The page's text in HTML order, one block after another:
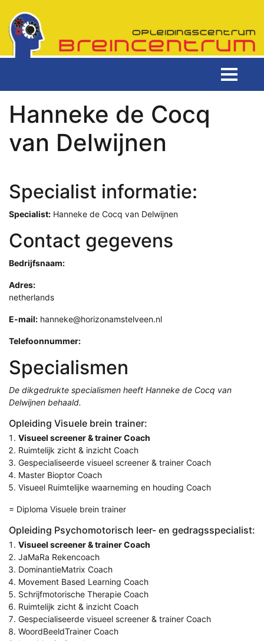
Hanneke de Cocq
van Delwijnen
Specialist informatie:
Specialist: Hanneke de Cocq van Delwijnen
Contact gegevens
Bedrijfsnaam:
Adres:
netherlands
E-mail: hanneke@horizonamstelveen.nl
Telefoonnummer:
Specialismen
De dikgedrukte specialismen heeft Hanneke de Cocq van
Delwijnen behaald.
Opleiding Visuele brein trainer:
Visueel screener & trainer Coach
Ruimtelijk zicht & inzicht Coach
Gespecialiseerde visueel screener & trainer Coach
Master Bioptor Coach
Visueel Ruimtelijke waarneming en houding Coach
= Diploma Visuele brein trainer
Opleiding Psychomotorisch leer- en gedragsspecialist:
Visueel screener & trainer Coach
JaMaRa Rekencoach
DominantieMatrix Coach
Movement Based Learning Coach
Schrijfmotorische Therapie Coach
Ruimtelijk zicht & inzicht Coach
Gespecialiseerde visueel screener & trainer Coach
WoordBeeldTrainer Coach